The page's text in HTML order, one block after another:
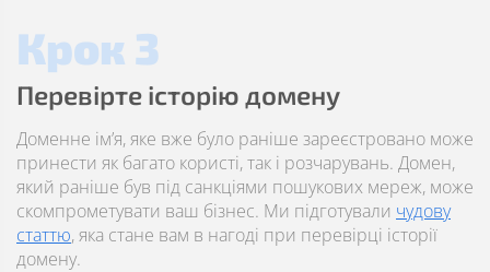
Крок 3
Перевірте історію домену
Доменне ім’я, яке вже було раніше зареєстровано може
принести як багато користі, так і розчарувань. Домен,
який раніше був під санкціями пошукових мереж, може
скомпрометувати ваш бізнес. Ми підготували чудову
статтю, яка стане вам в нагоді при перевірці історії
домену.